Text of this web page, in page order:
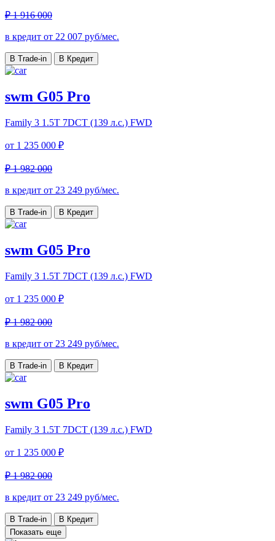
₽ 1 916 000
в кредит от 22 007 руб/мес.
В Trade-in В Кредит
swm G05 Pro
Family 3 1.5T 7DCT (139 л.с.) FWD
от 1 235 000 ₽
₽ 1 982 000
в кредит от 23 249 руб/мес.
В Trade-in В Кредит
swm G05 Pro
Family 3 1.5T 7DCT (139 л.с.) FWD
от 1 235 000 ₽
₽ 1 982 000
в кредит от 23 249 руб/мес.
В Trade-in В Кредит
swm G05 Pro
Family 3 1.5T 7DCT (139 л.с.) FWD
от 1 235 000 ₽
₽ 1 982 000
в кредит от 23 249 руб/мес.
В Trade-in
В Кредит
Показать еще